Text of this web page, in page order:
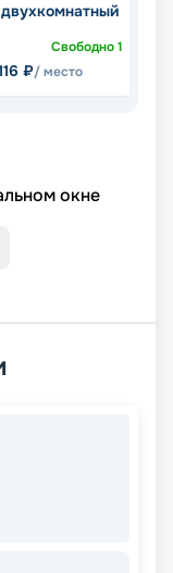
Свободно1
₽/ место
окне